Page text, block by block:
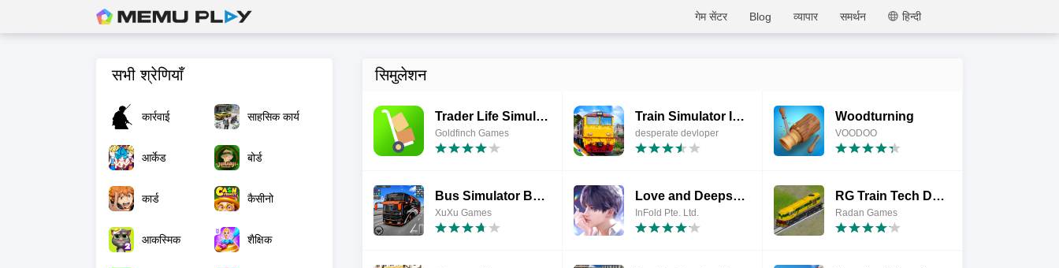
MEmu
हिन्दी
समर्थन
व्यापार
Blog
गेम सेंटर
सिमुलेशन
Trader Life Simulator
Goldfinch Games
Train Simulator Ind Rail Road
desperate devloper
Woodturning
VOODOO
Bus Simulator Bus Driving Game
XuXu Games
Love and Deepspace
InFold Pte. Ltd.
RG Train Tech Demo
Radan Games
सभी श्रेणियाँ
कार्रवाई साहसिक कार्य
आर्केड बोर्ड
कार्ड कैसीनो
आकस्मिक शैक्षिक